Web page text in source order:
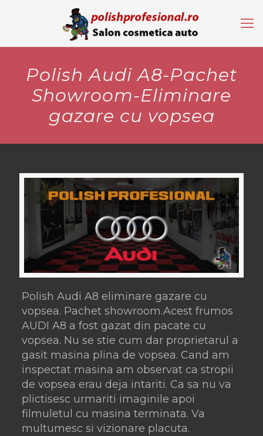
Polish Audi A8-Pachet
Showroom-Eliminare
gazare cu vopsea
Polish Audi A8 eliminare gazare cu
vopsea. Pachet showroom.Acest frumos
AUDI A8 a fost gazat din pacate cu
vopsea. Nu se stie cum dar proprietarul a
gasit masina plina de vopsea. Cand am
inspectat masina am observat ca stropii
de vopsea erau deja intariti. Ca sa nu va
plictisesc urmariti imaginile apoi
filmuletul cu masina terminata. Va
multumesc si vizionare placuta.